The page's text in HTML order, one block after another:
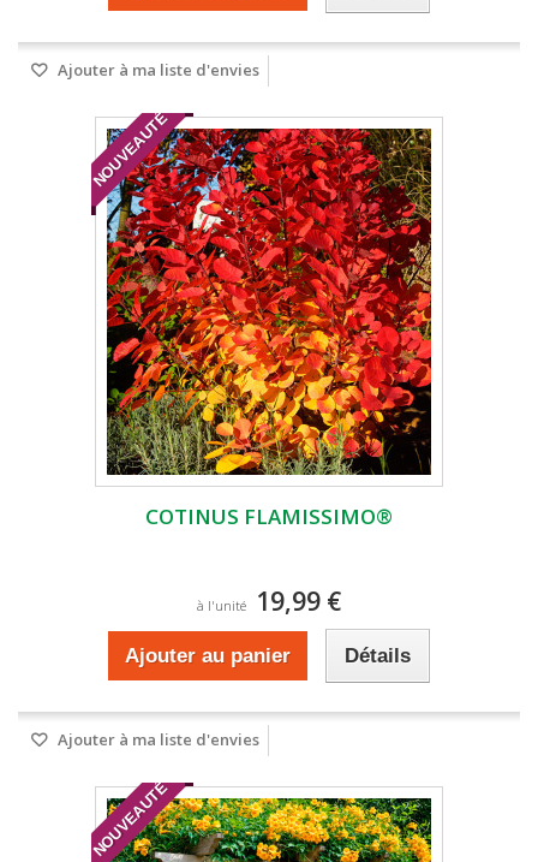
Ajouter à ma liste d'envies
NOUVEAUTÉ
COTINUS FLAMISSIMO®
à l'unité 19,99 €
Ajouter au panier Détails
Ajouter à ma liste d'envies
NOUVEAUTÉ